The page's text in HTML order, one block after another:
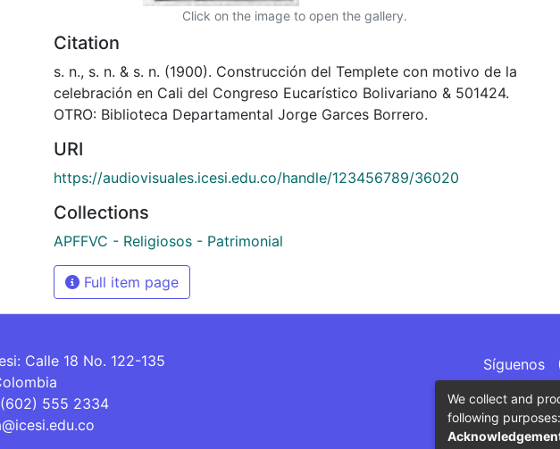
Click on the image to open the gallery.
Citation
s. n., s. n. & s. n. (1900). Construcción del Templete con motivo de la
celebración en Cali del Congreso Eucarístico Bolivariano & 501424.
OTRO: Biblioteca Departamental Jorge Garces Borrero.
URI
https://audiovisuales.icesi.edu.co/handle/123456789/36020
Collections
APFFVC - Religiosos - Patrimonial
Full item page
Calle 18 No. 122-135
555 2334
Síguenos
We collect and
following purposes: